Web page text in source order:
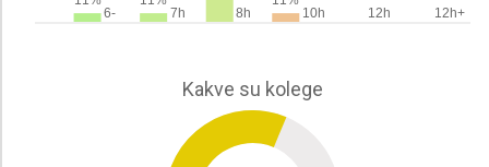
6-
7h
8h
10h
12h 12h+
Kakve su kolege